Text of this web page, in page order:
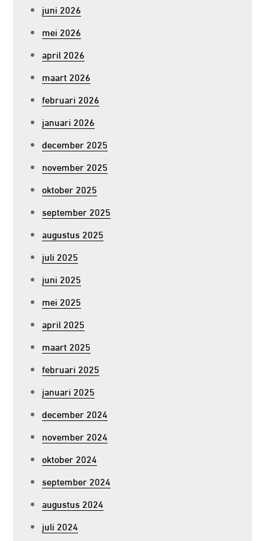
juni 2026
mei 2026
april 2026
maart 2026
februari 2026
januari 2026
december 2025
november 2025
oktober 2025
september 2025
augustus 2025
juli 2025
juni 2025
mei 2025
april 2025
maart 2025
februari 2025
januari 2025
december 2024
november 2024
oktober 2024
september 2024
augustus 2024
juli 2024